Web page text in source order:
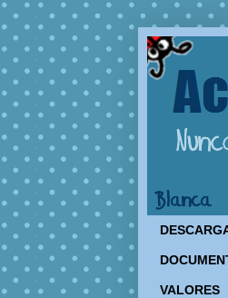
VALORES